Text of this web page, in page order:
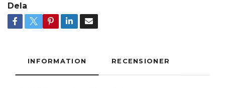
Dela
INFORMATION RECENSIONER